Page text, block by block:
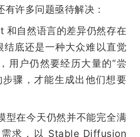
许多问题亟待解决：
和自然语言的差异仍然存在
底还是一种大众难以直觉
用户仍然要经历大量的“尝
骤，才能生成出他们想要
型在今天仍然并不能完全满
求，以 Stable Diffusion